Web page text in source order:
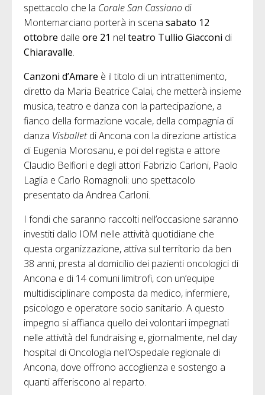
spettacolo che la Corale San Cassiano di
Montemarciano porterà in scena sabato 12
ottobre dalle ore 21 nel teatro Tullio Giacconi di
Chiaravalle.
Canzoni d’Amare è il titolo di un intrattenimento,
diretto da Maria Beatrice Calai, che metterà insieme
musica, teatro e danza con la partecipazione, a
fianco della formazione vocale, della compagnia di
danza Visballetdi Ancona con la direzione artistica
di Eugenia Morosanu, e poi del regista e attore
Claudio Belfiori e degli attori Fabrizio Carloni, Paolo
Laglia e Carlo Romagnoli: uno spettacolo
presentato da Andrea Carloni.
I fondi che saranno raccolti nell’occasione saranno
investiti dallo IOM nelle attività quotidiane che
questa organizzazione, attiva sul territorio da ben
38 anni, presta al domicilio dei pazienti oncologici di
Ancona e di 14 comuni limitrofi, con un’equipe
multidisciplinare composta da medico, infermiere,
psicologo e operatore socio sanitario. A questo
impegno si affianca quello dei volontari impegnati
nelle attività del fundraising e, giornalmente, nel day
hospital di Oncologia nell’Ospedale regionale di
Ancona, dove offrono accoglienza e sostengo a
quanti afferiscono al reparto.